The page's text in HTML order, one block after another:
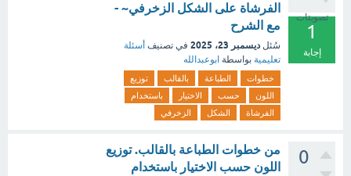
تصويتات
1
إجابة
الفرشاة على الشكل الزخرفي~ -
مع الشرح
سُئل ديسمبر 23، 2025 في تصنيف أسئلة
تعليمية بواسطة ابوعبدالله
خطوات الطباعة بالقالب
توزيع
اللون
حسب الاختيار
باستخدام
الفرشاة
الشكل الزخرفي
0
من خطوات الطباعة بالقالب. توزيع
اللون حسب الاختيار باستخدام